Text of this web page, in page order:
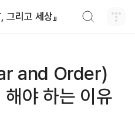
그리고 세상』
and Order)
야 하는 이유